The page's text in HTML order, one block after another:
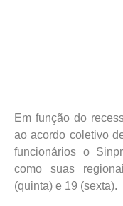
Em função do
ao acordo coletivo
funcionários o
como suas
(quinta) e 19 (sexta).